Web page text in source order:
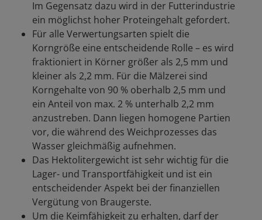
Im Gegensatz dazu wird in der Futterindustrie
ein möglichst hoher Proteingehalt gefordert.
Für alle Verwertungsarten spielt die
Korngröße eine entscheidende Rolle – es wird
fraktioniert in Körner größer als 2,5 mm und
kleiner als 2,2 mm. Für die Mälzerei sind
Korngehalte von 90 % oberhalb 2,5 mm und
ein Anteil von max. 2 % unterhalb 2,2 mm
anzustreben. Dann liegen homogene Partien
vor, die während des Weichprozesses das
Wasser gleichmäßig aufnehmen.
Das Hektolitergewicht ist sehr wichtig für die
Lager- und Transportfähigkeit und ist ein
entscheidender Aspekt bei der finanziellen
Vergütung von Braugerste.
Um die Keimfähigkeit zu erhalten, darf der